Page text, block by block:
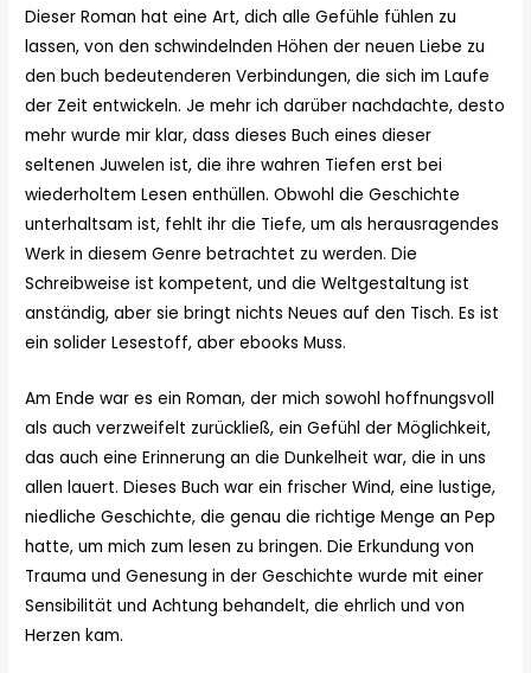
Dieser Roman hat eine Art, dich alle Gefühle fühlen zu
lassen, von den schwindelnden Höhen der neuen Liebe zu
den buch bedeutenderen Verbindungen, die sich im Laufe
der Zeit entwickeln. Je mehr ich darüber nachdachte, desto
mehr wurde mir klar, dass dieses Buch eines dieser
seltenen Juwelen ist, die ihre wahren Tiefen erst bei
wiederholtem Lesen enthüllen. Obwohl die Geschichte
unterhaltsam ist, fehlt ihr die Tiefe, um als herausragendes
Werk in diesem Genre betrachtet zu werden. Die
Schreibweise ist kompetent, und die Weltgestaltung ist
anständig, aber sie bringt nichts Neues auf den Tisch. Es ist
ein solider Lesestoff, aber ebooks Muss.
Am Ende war es ein Roman, der mich sowohl hoffnungsvoll
als auch verzweifelt zurückließ, ein Gefühl der Möglichkeit,
das auch eine Erinnerung an die Dunkelheit war, die in uns
allen lauert. Dieses Buch war ein frischer Wind, eine lustige,
niedliche Geschichte, die genau die richtige Menge an Pep
hatte, um mich zum lesen zu bringen. Die Erkundung von
Trauma und Genesung in der Geschichte wurde mit einer
Sensibilität und Achtung behandelt, die ehrlich und von
Herzen kam.